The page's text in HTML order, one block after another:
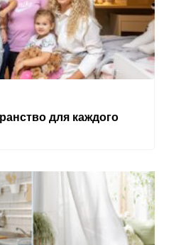
для каждого